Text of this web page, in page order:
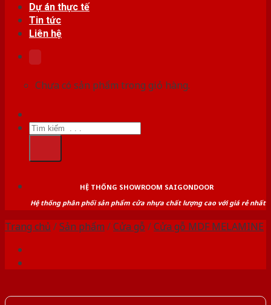
Dự án thực tế
Tin tức
Liên hệ
Chưa có sản phẩm trong giỏ hàng.
Tìm
kiếm:
HỆ THỐNG SHOWROOM SAIGONDOOR
Hệ thống phân phối sản phẩm cửa nhựa chất lượng cao với giá rẻ nhất
Trang chủ /Sản phẩm /Cửa gỗ /Cửa gỗ MDF MELAMINE